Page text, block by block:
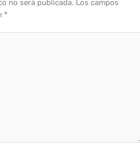
no será publicada. Los campos
*